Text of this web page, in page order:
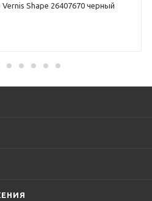
Shape 26407670 черный